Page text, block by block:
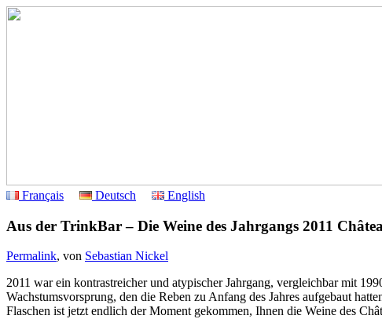
Français
Deutsch English
Aus der TrinkBar – Die Weine des Jahrgangs 2011
Permalink, von Sebastian Nickel
2011 war ein kontrastreicher und atypischer Jahrgang, vergleichbar mit
Wachstumsvorsprung, den die Reben zu Anfang des Jahres aufgebaut
Flaschen ist jetzt endlich der Moment gekommen, Ihnen die Weine des